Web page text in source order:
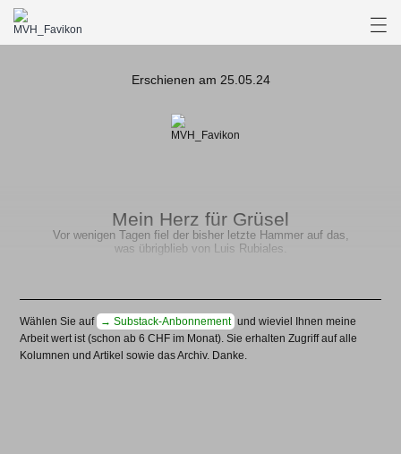
Erschienen am 25.05.24
Mein Herz für Grüsel
Vor wenigen Tagen fiel der bisher letzte Hammer auf das,
was übrigblieb von Luis Rubiales.
Wählen Sie auf → Substack-Anbonnement und wieviel Ihnen meine
Arbeit wert ist (schon ab 6 CHF im Monat). Sie erhalten Zugriff auf alle
Kolumnen und Artikel sowie das Archiv. Danke.